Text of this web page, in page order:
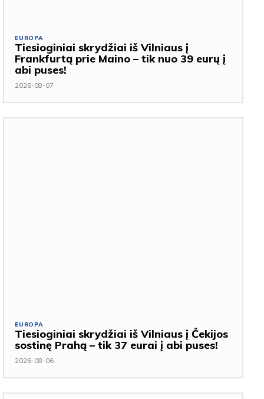
EUROPA
Tiesioginiai skrydžiai iš Vilniaus į
Frankfurtą prie Maino – tik nuo 39 eurų į
abi puses!
2026-08-07
EUROPA
Tiesioginiai skrydžiai iš Vilniaus į Čekijos
sostinę Prahą – tik 37 eurai į abi puses!
2026-08-06